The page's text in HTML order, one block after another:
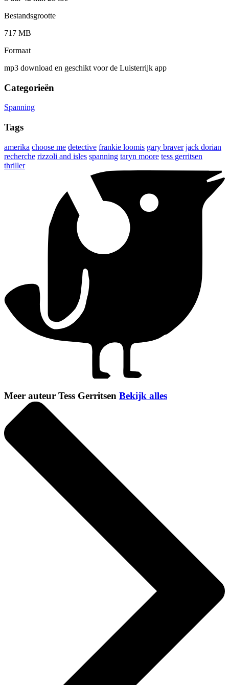
Bestandsgrootte
717 MB
Formaat
mp3 download en geschikt voor de Luisterrijk app
Categorieën
Spanning
Tags
amerika choose me detective frankie loomis gary braver jack dorian
recherche rizzoli and isles spanning taryn moore tess gerritsen
thriller
Meer auteur Tess Gerritsen Bekijk alles